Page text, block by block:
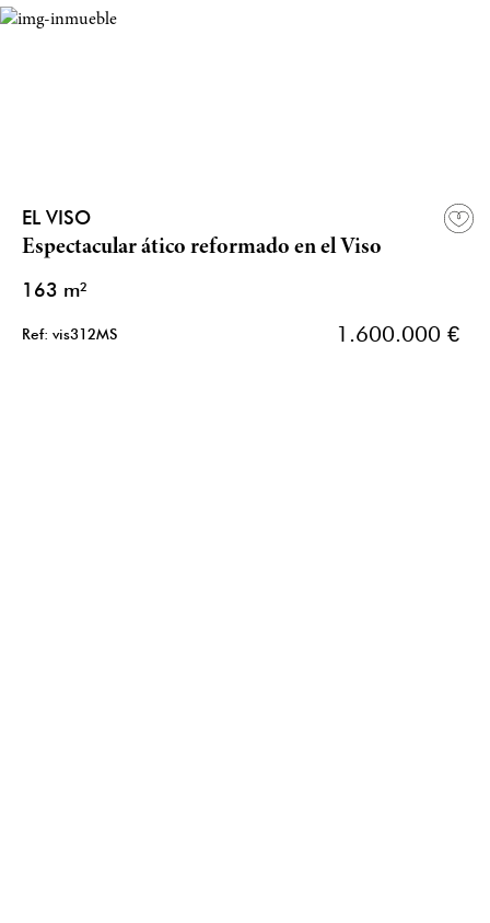
EL VISO
Espectacular ático reformado en el Viso
163 m²
Ref: vis312MS 1.600.000 €